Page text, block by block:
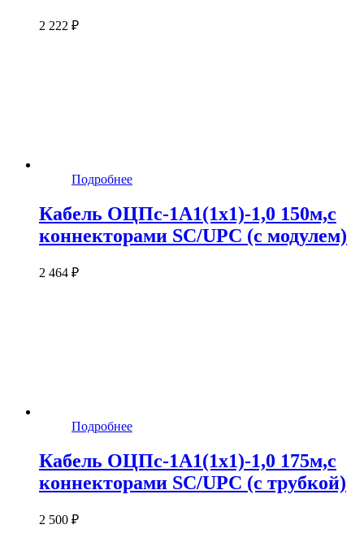
2 222 ₽
Подробнее
Кабель ОЦПс-1А1(1х1)-1,0 150м,c
коннекторами SC/UPC (с модулем)
2 464 ₽
Подробнее
Кабель ОЦПс-1А1(1х1)-1,0 175м,c
коннекторами SC/UPC (с трубкой)
2 500 ₽